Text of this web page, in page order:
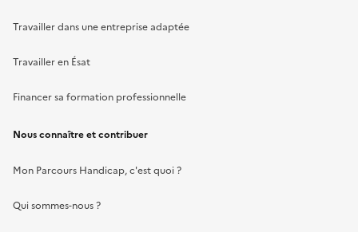
Travailler dans une entreprise adaptée
Travailler en Ésat
Financer sa formation professionnelle
Nous connaître et contribuer
Mon Parcours Handicap, c'est quoi ?
Qui sommes-nous ?